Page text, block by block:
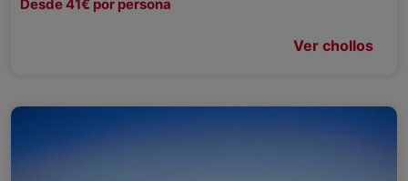
Desde 41€ por persona
Ver chollos